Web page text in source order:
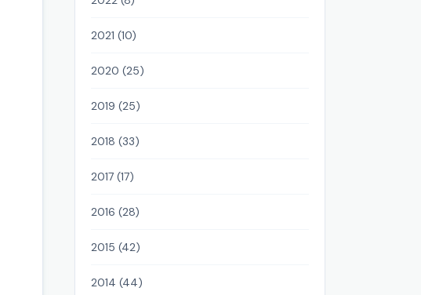
2021 (10)
2020 (25)
2019 (25)
2018 (33)
2017 (17)
2016 (28)
2015 (42)
2014 (44)